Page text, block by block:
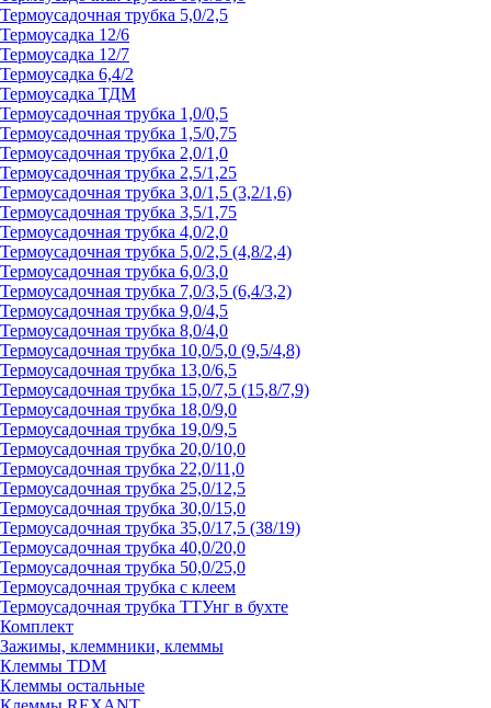
Термоусадочная трубка 5,0/2,5
Термоусадка 12/6
Термоусадка 12/7
Термоусадка 6,4/2
Термоусадка ТДМ
Термоусадочная трубка 1,0/0,5
Термоусадочная трубка 1,5/0,75
Термоусадочная трубка 2,0/1,0
Термоусадочная трубка 2,5/1,25
Термоусадочная трубка 3,0/1,5 (3,2/1,6)
Термоусадочная трубка 3,5/1,75
Термоусадочная трубка 4,0/2,0
Термоусадочная трубка 5,0/2,5 (4,8/2,4)
Термоусадочная трубка 6,0/3,0
Термоусадочная трубка 7,0/3,5 (6,4/3,2)
Термоусадочная трубка 9,0/4,5
Термоусадочная трубка 8,0/4,0
Термоусадочная трубка 10,0/5,0 (9,5/4,8)
Термоусадочная трубка 13,0/6,5
Термоусадочная трубка 15,0/7,5 (15,8/7,9)
Термоусадочная трубка 18,0/9,0
Термоусадочная трубка 19,0/9,5
Термоусадочная трубка 20,0/10,0
Термоусадочная трубка 22,0/11,0
Термоусадочная трубка 25,0/12,5
Термоусадочная трубка 30,0/15,0
Термоусадочная трубка 35,0/17,5 (38/19)
Термоусадочная трубка 40,0/20,0
Термоусадочная трубка 50,0/25,0
Термоусадочная трубка с клеем
Термоусадочная трубка ТТУнг в бухте
Комплект
Зажимы, клеммники, клеммы
Клеммы TDM
Клеммы остальные